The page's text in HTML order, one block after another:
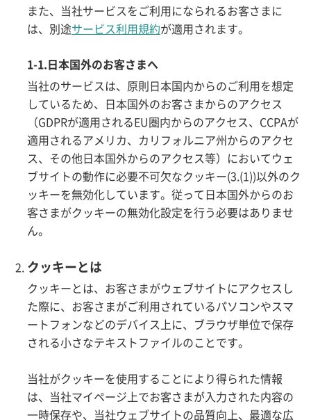
また、当社サービスをご利用になられるお客さまに
は、別途サービス利用規約が適用されます。
1-1.日本国外のお客さまへ
当社のサービスは、原則日本国内からのご利用を想定
しているため、日本国外のお客さまからのアクセス
（GDPRが適用されるEU圏内からのアクセス、CCPAが
適用されるアメリカ、カリフォルニア州からのアクセ
ス、その他日本国外からのアクセス等）においてウェ
ブサイトの動作に必要不可欠なクッキー(3.(1))以外のク
ッキーを無効化しています。従って日本国外からのお
客さまがクッキーの無効化設定を行う必要はありませ
ん。
クッキーとは
クッキーとは、お客さまがウェブサイトにアクセスし
た際に、お客さまがご利用されているパソコンやスマ
ートフォンなどのデバイス上に、ブラウザ単位で保存
される小さなテキストファイルのことです。
当社がクッキーを使用することにより得られた情報
は、当社マイページ上でお客さまが入力された内容の
一時保存や、当社ウェブサイトの品質向上、最適な広